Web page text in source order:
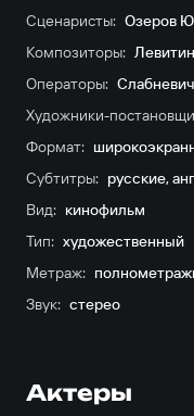
Сценаристы: Озеров
Композиторы:
Операторы:
Художники-
Формат:
Субтитры: русские,
Вид: кинофильм
Тип: художественный
Метраж:
Звук: стерео
Актеры